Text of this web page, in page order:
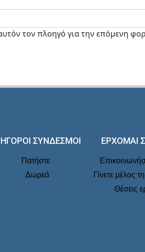
τον πλοηγό για την επόμενη
ΣΥΝΔΕΣΜΟΙ
Πατήστε
Δωρεά
ΕΡΧΟΜΑΙ
Γίνετε μέλος
Θέσεις